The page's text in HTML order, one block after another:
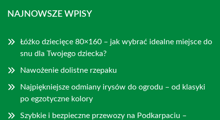
NAJNOWSZE WPISY
Łóżko dziecięce 80×160 – jak wybrać idealne miejsce do
snu dla Twojego dziecka?
Nawożenie dolistne rzepaku
Najpiękniejsze odmiany irysów do ogrodu – od klasyki
po egzotyczne kolory
Szybkie i bezpieczne przewozy na Podkarpaciu –